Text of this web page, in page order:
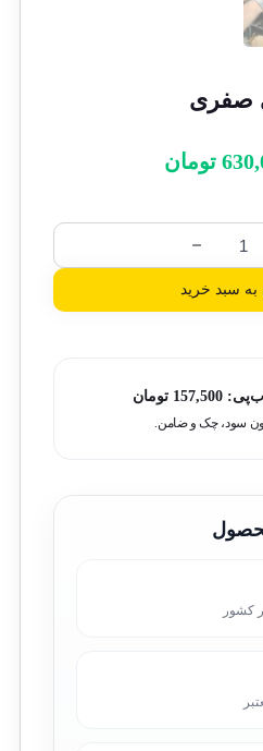
تومان
به سبد خرید
157,500 تومان
کشور